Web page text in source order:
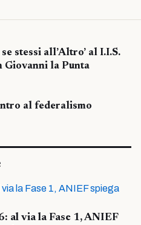
stessi all’Altro’ al I.I.S.
Giovanni la Punta
al federalismo
al via la Fase 1, ANIEF